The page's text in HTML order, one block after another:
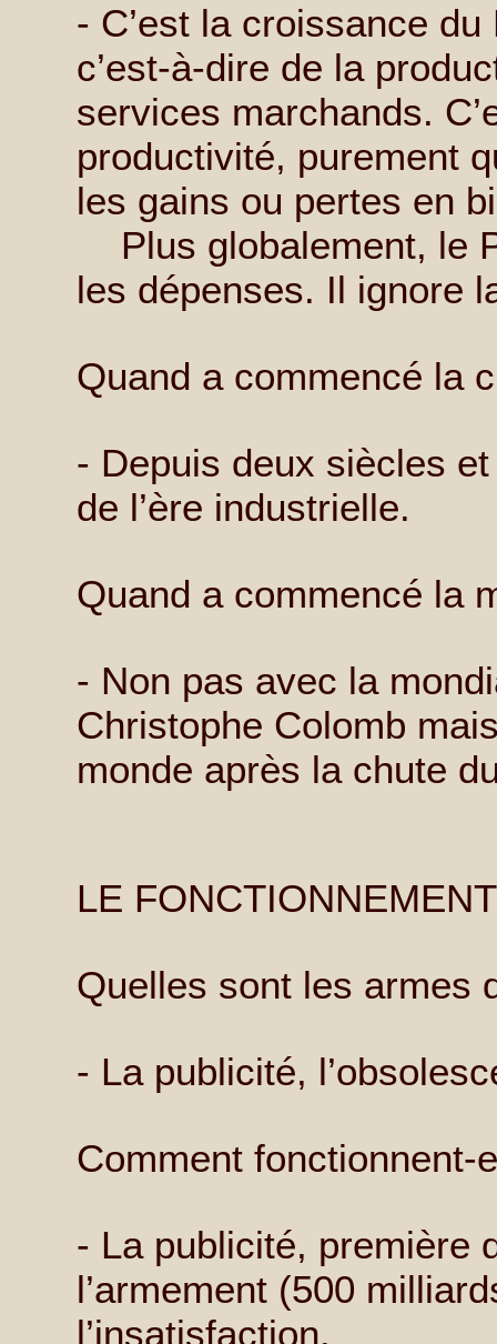
- C’est la croissance
c’est-à-dire de la
services marchands.
productivité, purement
les gains ou pertes en
Plus globalement, le
les dépenses. Il ignore
Quand a commencé la
- Depuis deux siècles
de l’ère industrielle.
Quand a commencé la
- Non pas avec la
Christophe Colomb
monde après la chute
LE
Quelles sont les armes
- La publicité,
Comment fonctionnent-
- La publicité, première
l’armement (500
l’insatisfaction.